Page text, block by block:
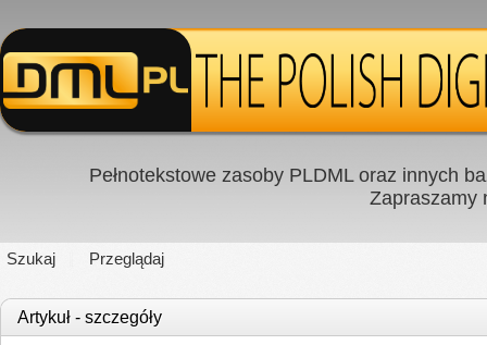
Pełnotekstowe zasoby PLDML oraz innych
Zapraszamy
Szukaj Przeglądaj
Artykuł - szczegóły